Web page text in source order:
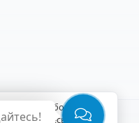
права защищены.
работы сайта.
с